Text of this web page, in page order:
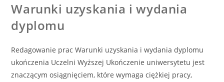
Warunki uzyskania i wydania
dyplomu
Redagowanie prac Warunki uzyskania i wydania dyplomu
ukończenia Uczelni Wyższej Ukończenie uniwersytetu jest
znaczącym osiągnięciem, które wymaga ciężkiej pracy,